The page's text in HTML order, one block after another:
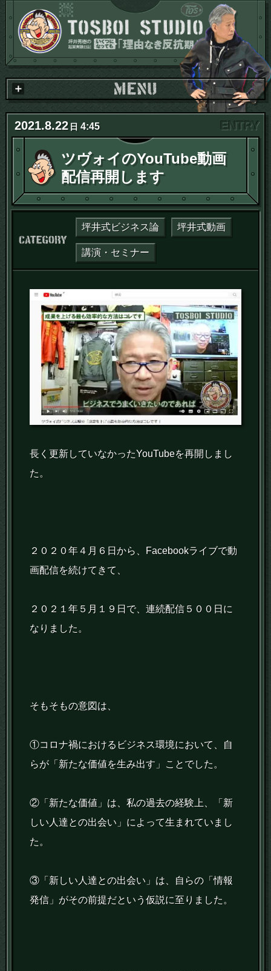
2021.8.22 日 4:45
ツヴォイのYouTube動画
配信再開します
カテゴリー：
坪井式ビジネス論 坪井式動画
講演・セミナー
長く更新していなかったYouTubeを再開しまし
た。
２０２０年４月６日から、Facebookライブで動
画配信を続けてきて、
２０２１年５月１９日で、連続配信５００日に
なりました。
そもそもの意図は、
①コロナ禍におけるビジネス環境において、自
らが「新たな価値を生み出す」ことでした。
②「新たな価値」は、私の過去の経験上、「新
しい人達との出会い」によって生まれていまし
た。
③「新しい人達との出会い」は、自らの「情報
発信」がその前提だという仮説に至りました。